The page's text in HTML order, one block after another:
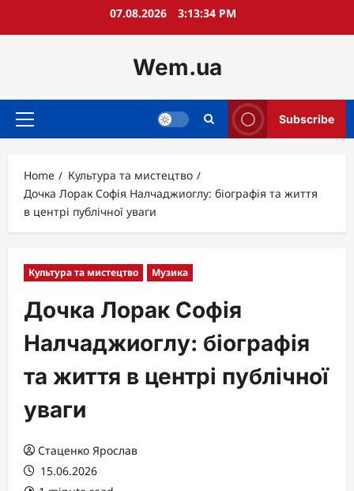
07.08.2026 3:13:35 PM
Wem.ua
Primary
Subscribe
Home
Культура та мистецтво
Дочка Лорак Софія Налчаджиоглу: біографія та життя
в центрі публічної уваги
Культура та мистецтво Музика
Дочка Лорак Софія
Налчаджиоглу: біографія
та життя в центрі публічної
уваги
Стаценко Ярослав
15.06.2026